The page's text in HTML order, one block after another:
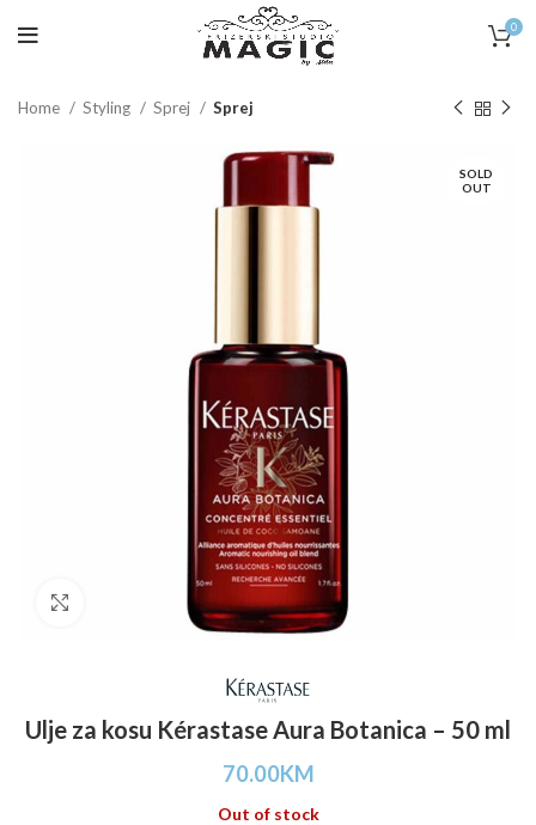
0
Home Styling Sprej Sprej
SOLD
OUT
Click to enlarge
Ulje za kosu Kérastase Aura Botanica – 50 ml
70.00KM
Out of stock